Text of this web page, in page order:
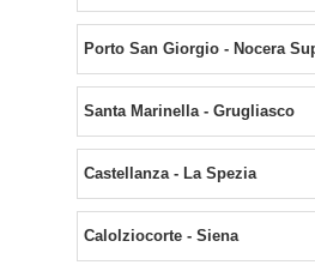
Porto San Giorgio - Nocera
Santa Marinella - Grugliasco
Castellanza - La Spezia
Calolziocorte - Siena